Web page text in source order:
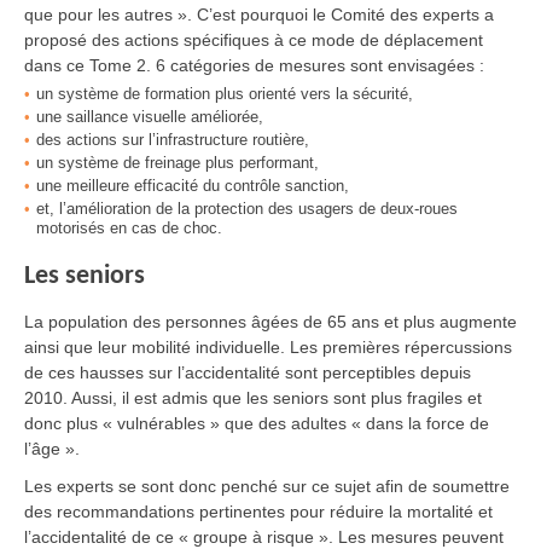
que pour les autres ». C’est pourquoi le Comité des experts a
proposé des actions spécifiques à ce mode de déplacement
dans ce Tome 2. 6 catégories de mesures sont envisagées :
un système de formation plus orienté vers la sécurité,
une saillance visuelle améliorée,
des actions sur l’infrastructure routière,
un système de freinage plus performant,
une meilleure efficacité du contrôle sanction,
et, l’amélioration de la protection des usagers de deux-roues
motorisés en cas de choc.
Les seniors
La population des personnes âgées de 65 ans et plus augmente
ainsi que leur mobilité individuelle. Les premières répercussions
de ces hausses sur l’accidentalité sont perceptibles depuis
2010. Aussi, il est admis que les seniors sont plus fragiles et
donc plus « vulnérables » que des adultes « dans la force de
l’âge ».
Les experts se sont donc penché sur ce sujet afin de soumettre
des recommandations pertinentes pour réduire la mortalité et
l’accidentalité de ce « groupe à risque ». Les mesures peuvent